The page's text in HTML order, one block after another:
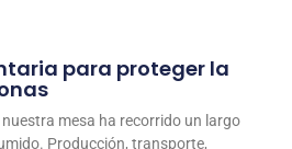
para proteger la
mesa ha recorrido un largo
Producción, transporte,